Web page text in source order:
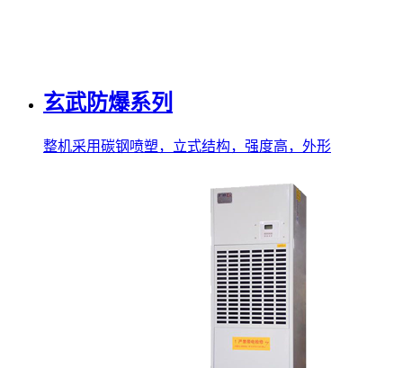
玄武防爆系列
整机采用碳钢喷塑，立式结构，强度高，外形